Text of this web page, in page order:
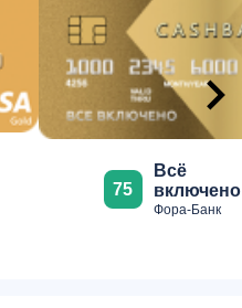
75
Всё
включено
Фора-Банк